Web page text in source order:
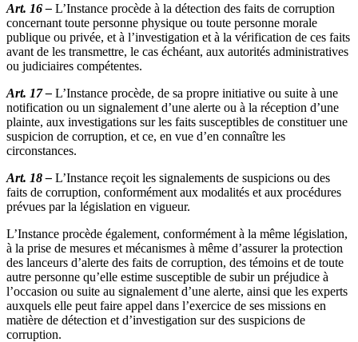
Art. 16 – L’Instance procède à la détection des faits de corruption
concernant toute personne physique ou toute personne morale
publique ou privée, et à l’investigation et à la vérification de ces faits
avant de les transmettre, le cas échéant, aux autorités administratives
ou judiciaires compétentes.
Art. 17 – L’Instance procède, de sa propre initiative ou suite à une
notification ou un signalement d’une alerte ou à la réception d’une
plainte, aux investigations sur les faits susceptibles de constituer une
suspicion de corruption, et ce, en vue d’en connaître les
circonstances.
Art. 18 – L’Instance reçoit les signalements de suspicions ou des
faits de corruption, conformément aux modalités et aux procédures
prévues par la législation en vigueur.
L’Instance procède également, conformément à la même législation,
à la prise de mesures et mécanismes à même d’assurer la protection
des lanceurs d’alerte des faits de corruption, des témoins et de toute
autre personne qu’elle estime susceptible de subir un préjudice à
l’occasion ou suite au signalement d’une alerte, ainsi que les experts
auxquels elle peut faire appel dans l’exercice de ses missions en
matière de détection et d’investigation sur des suspicions de
corruption.